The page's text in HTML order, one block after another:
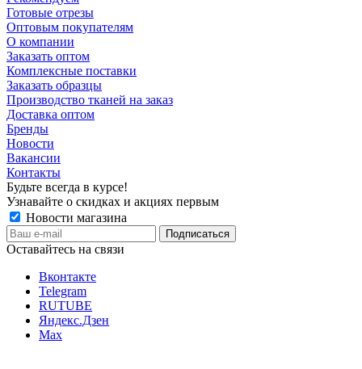
Готовые отрезы
Оптовым покупателям
О компании
Заказать оптом
Комплексные поставки
Заказать образцы
Производство тканей на заказ
Доставка оптом
Бренды
Новости
Вакансии
Контакты
Будьте всегда в курсе!
Узнавайте о скидках и акциях первым
Новости магазина
Оставайтесь на связи
Вконтакте
Telegram
RUTUBE
Яндекс.Дзен
Max